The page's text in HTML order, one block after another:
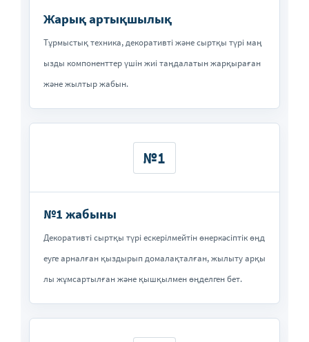
Жарық артықшылық
Тұрмыстық техника, декоративті және сыртқы түрі маң
ызды компоненттер үшін жиі таңдалатын жарқыраған
және жылтыр жабын.
№1
№1 жабыны
Декоративті сыртқы түрі ескерілмейтін өнеркәсіптік өңд
еуге арналған қыздырып домалақталған, жылыту арқы
лы жұмсартылған және қышқылмен өңделген бет.